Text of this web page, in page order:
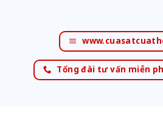
Tổng đài tư vấn miễn